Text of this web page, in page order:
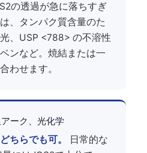
の透過が急に落ちすぎ
、タンパク質含量のた
、USP <788> の不溶性
ンなど。焼結または一
わせます。
ーク、光化学
ちらでも可。
日常的な